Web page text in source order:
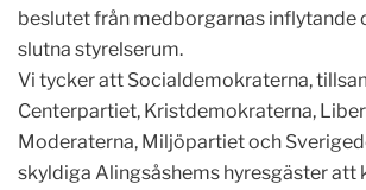
beslutet från medborgarnas inflytande
slutna styrelserum.
Vi tycker att Socialdemokraterna,
Centerpartiet, Kristdemokraterna,
Moderaterna, Miljöpartiet och
skyldiga Alingsåshems hyresgäster att